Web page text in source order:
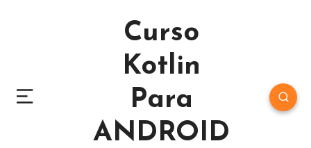
Curso
Kotlin
Para
ANDROID